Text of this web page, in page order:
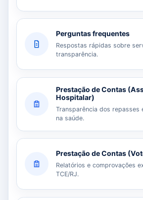
Perguntas frequentes
Respostas rápidas sobre
transparência.
Prestação de Contas
Hospitalar)
Transparência dos repasses
na saúde.
Prestação de Contas
Relatórios e comprovações
TCE/RJ.